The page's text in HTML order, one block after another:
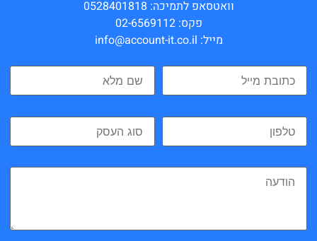
וואטסאפ לתמיכה: 0528401818
פקס: 02-6569112
מייל: info@account-it.co.il